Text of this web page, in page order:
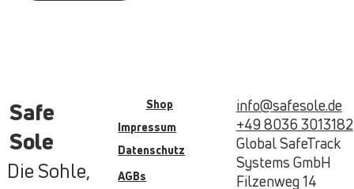
info@safesole.de
+49 8036 3013182
Global SafeTrack
Systems GmbH
Filzenweg 14
Shop
Impressum
Datenschutz
AGBs
Safe
Sole
Die Sohle,